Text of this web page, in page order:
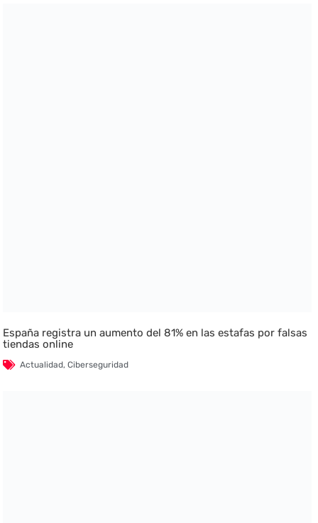
España registra un aumento del 81% en las estafas por falsas
tiendas online
Actualidad,Ciberseguridad